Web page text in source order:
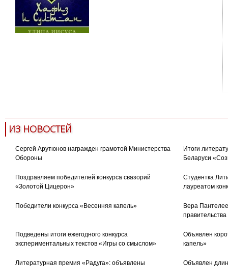
ИЗ НОВОСТЕЙ
Сергей Арутюнов награжден грамотой Министерства
Обороны
Итоги
Беларуси
Поздравляем победителей конкурса свазорий
«Золотой Цицерон»
Студентка
лауреатом
Победители конкурса «Весенняя капель»
Вера
Подведены итоги ежегодного конкурса
экспериментальных текстов «Игры со смыслом»
Объявлен
капель»
Литературная премия «Радуга»: объявлены
Объявлен